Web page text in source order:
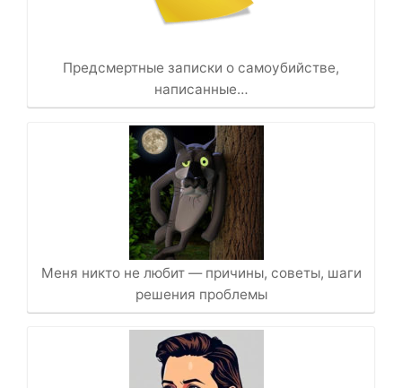
Предсмертные записки о самоубийстве,
написанные…
Меня никто не любит — причины, советы, шаги
решения проблемы